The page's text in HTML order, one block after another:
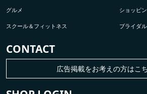
グルメ ショッピ
スクール＆フィットネス ブライダル
CONTACT
広告掲載をお考えの方はこ